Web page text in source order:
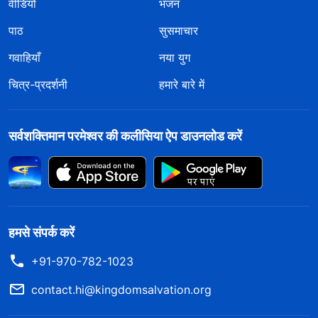
वीडियो
भजन
पाठ
सुसमाचार
गवाहियाँ
नया युग
चित्र-प्रदर्शनी
हमारे बारे में
सर्वशक्तिमान परमेश्वर की कलीसिया ऐप डाउनलोड करें
हमसे संपर्क करें
+91-970-782-1023
contact.hi@kingdomsalvation.org